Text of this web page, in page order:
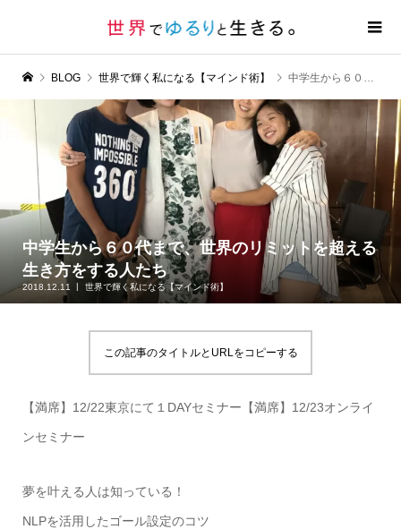
BLOG 世界で輝く私になる【マインド術】 中学生から６０代まで、世界のリミットを超える生き方をする人たち
中学生から６０代まで、世界のリミットを超える
生き方をする人たち
2018.12.11 世界で輝く私になる【マインド術】
この記事のタイトルとURLをコピーする
【満席】12/22東京にて１DAYセミナー【満席】12/23オンライ
ンセミナー
夢を叶える人は知っている！
NLPを活用したゴール設定のコツ